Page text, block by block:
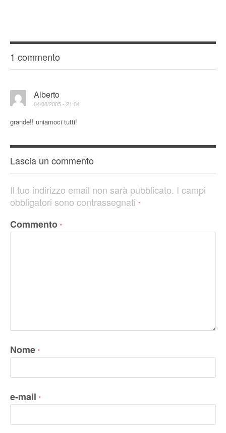
1 commento
Alberto
04/08/2005 - 21:04
grande!! uniamoci tutti!
Lascia un commento
Il tuo indirizzo email non sarà pubblicato. I campi
obbligatori sono contrassegnati *
Commento *
Nome *
e-mail *